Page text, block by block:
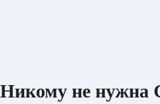
Никому не нужна